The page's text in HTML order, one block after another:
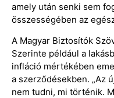
amely után senki sem
összességében az
A Magyar Biztosítók
Szerinte például a
infláció mértékében
a szerződésekben. „Az
nem tudni, mi történik.